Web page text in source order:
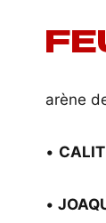
arène
•
•